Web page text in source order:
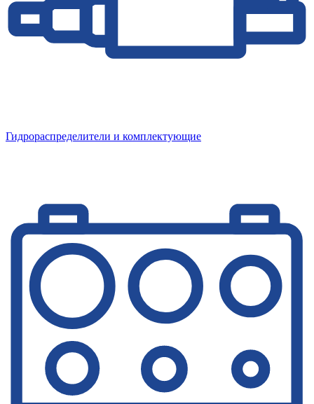
Гидрораспределители и комплектующие